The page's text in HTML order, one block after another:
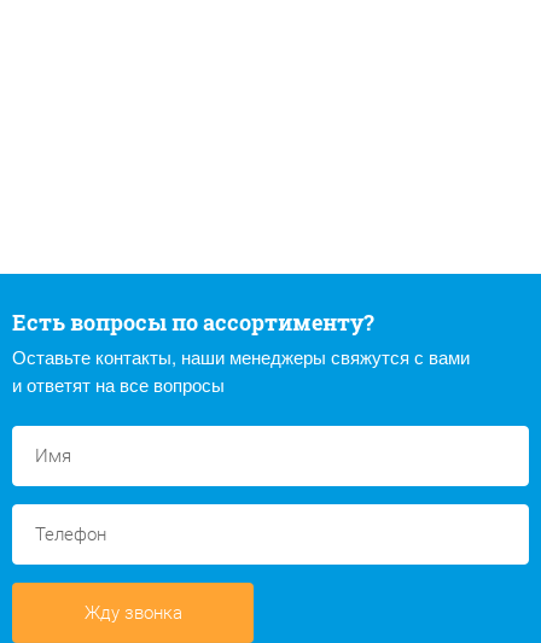
Есть вопросы по ассортименту?
Оставьте контакты, наши менеджеры свяжутся с вами
и ответят на все вопросы
Жду звонка